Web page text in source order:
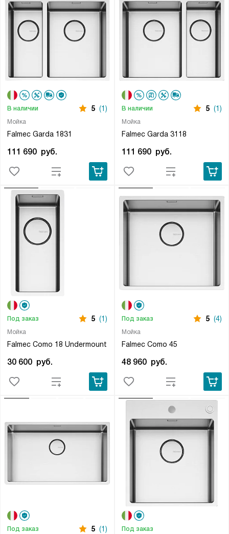
Мойка
Falmec Garda 1831
В наличии 5 (1)
111 690 руб.
Мойка
Falmec Garda 3118
В наличии 5 (1)
111 690 руб.
Мойка
Falmec Como 18 Undermount
Под заказ 5 (1)
30 600 руб.
Мойка
Falmec Como 45
Под заказ 5 (4)
48 960 руб.
Под заказ 5 (1) Под заказ